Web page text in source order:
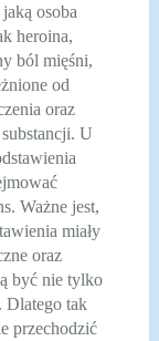
osoba
heroina,
ból mięśni,
od
oraz
U
Ważne jest,
miały
oraz
być nie tylko
Dlatego tak
przechodzić